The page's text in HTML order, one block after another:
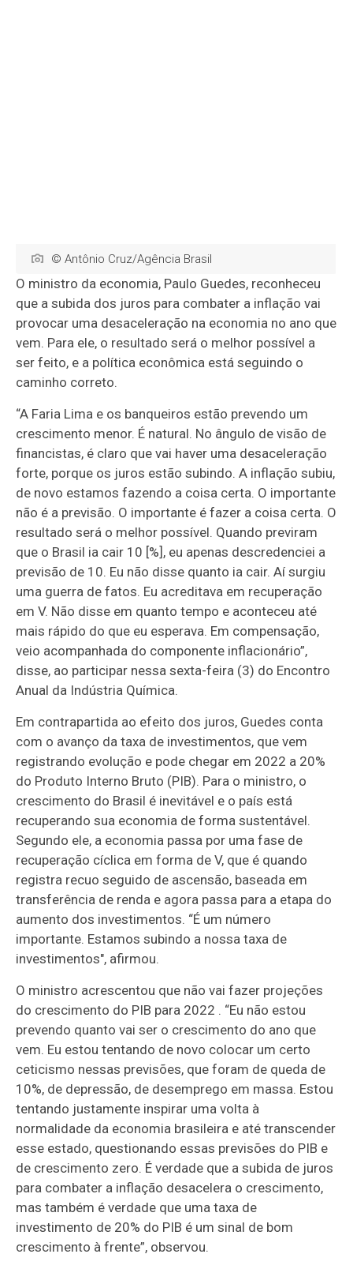
© Antônio Cruz/Agência Brasil
O ministro da economia, Paulo Guedes, reconheceu
que a subida dos juros para combater a inflação vai
provocar uma desaceleração na economia no ano que
vem. Para ele, o resultado será o melhor possível a
ser feito, e a política econômica está seguindo o
caminho correto.
“A Faria Lima e os banqueiros estão prevendo um
crescimento menor. É natural. No ângulo de visão de
financistas, é claro que vai haver uma desaceleração
forte, porque os juros estão subindo. A inflação subiu,
de novo estamos fazendo a coisa certa. O importante
não é a previsão. O importante é fazer a coisa certa. O
resultado será o melhor possível. Quando previram
que o Brasil ia cair 10 [%], eu apenas descredenciei a
previsão de 10. Eu não disse quanto ia cair. Aí surgiu
uma guerra de fatos. Eu acreditava em recuperação
em V. Não disse em quanto tempo e aconteceu até
mais rápido do que eu esperava. Em compensação,
veio acompanhada do componente inflacionário”,
disse, ao participar nessa sexta-feira (3) do Encontro
Anual da Indústria Química.
Em contrapartida ao efeito dos juros, Guedes conta
com o avanço da taxa de investimentos, que vem
registrando evolução e pode chegar em 2022 a 20%
do Produto Interno Bruto (PIB). Para o ministro, o
crescimento do Brasil é inevitável e o país está
recuperando sua economia de forma sustentável.
Segundo ele, a economia passa por uma fase de
recuperação cíclica em forma de V, que é quando
registra recuo seguido de ascensão, baseada em
transferência de renda e agora passa para a etapa do
aumento dos investimentos. “É um número
importante. Estamos subindo a nossa taxa de
investimentos", afirmou.
O ministro acrescentou que não vai fazer projeções
do crescimento do PIB para 2022 . “Eu não estou
prevendo quanto vai ser o crescimento do ano que
vem. Eu estou tentando de novo colocar um certo
ceticismo nessas previsões, que foram de queda de
10%, de depressão, de desemprego em massa. Estou
tentando justamente inspirar uma volta à
normalidade da economia brasileira e até transcender
esse estado, questionando essas previsões do PIB e
de crescimento zero. É verdade que a subida de juros
para combater a inflação desacelera o crescimento,
mas também é verdade que uma taxa de
investimento de 20% do PIB é um sinal de bom
crescimento à frente”, observou.